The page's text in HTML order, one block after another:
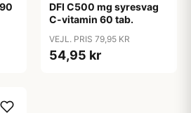
DFI C500 mg syresvag
C-vitamin 60 tab.
VEJL. PRIS 79,95 KR
54,95 kr